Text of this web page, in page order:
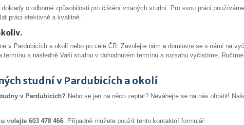
o odborné způsobilosti pro čištění vrtaných studní. Pro svou práci
práci efektivně a kvalitně.
v Pardubicích a okolí nebo po celé ČR. Zavolejte nám a domluvte se s námi na
termínu a následně Vaši studnu v dohodnutém termínu a rozsahu vyčistíme.
studní v Pardubicích a okolí
v Pardubicích? Nebo se jen na něco zeptat? Neváhejte se na nás obrátit!
volejte 603 478 466 . Případně můžete použít tento kontaktní formulář.